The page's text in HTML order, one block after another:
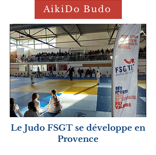
AikiDo Budo
Le Judo FSGT se développe en
Provence